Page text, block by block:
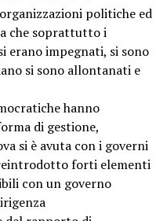
politiche ed
che soprattutto i
erano impegnati, si sono
si sono allontanati e
hanno
di gestione,
si è avuta con i governi
forti elementi
con un governo